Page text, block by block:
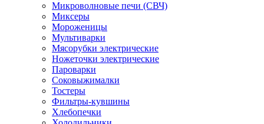
Микроволновые печи (СВЧ)
Миксеры
Мороженицы
Мультиварки
Мясорубки электрические
Ножеточки электрические
Пароварки
Соковыжималки
Тостеры
Фильтры-кувшины
Хлебопечки